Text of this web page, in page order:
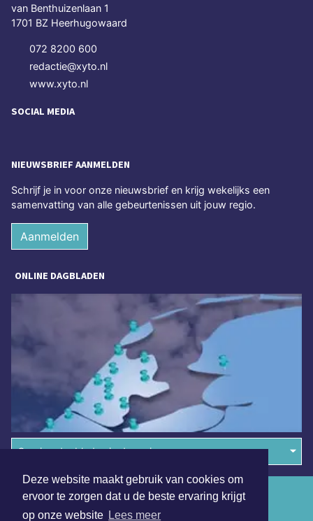
Deze website maakt gebruik van cookies om
ervoor te zorgen dat u de beste ervaring krijgt
op onze website Lees meer
van Benthuizenlaan 1
1701 BZ Heerhugowaard
072 8200 600
redactie@xyto.nl
www.xyto.nl
SOCIAL MEDIA
NIEUWSBRIEF AANMELDEN
Schrijf je in voor onze nieuwsbrief en krijg wekelijks een
samenvatting van alle gebeurtenissen uit jouw regio.
Aanmelden
ONLINE DAGBLADEN
Overige dagbladen in de regio
Algemene voorwaarden
Disclaimer